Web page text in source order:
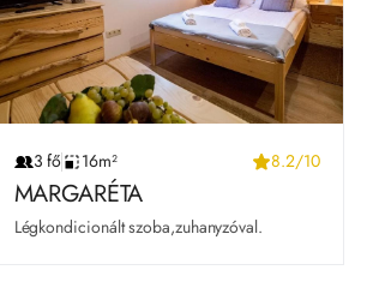
3 fő 16m² 8.2/10
MARGARÉTA
Légkondicionált szoba,zuhanyzóval.